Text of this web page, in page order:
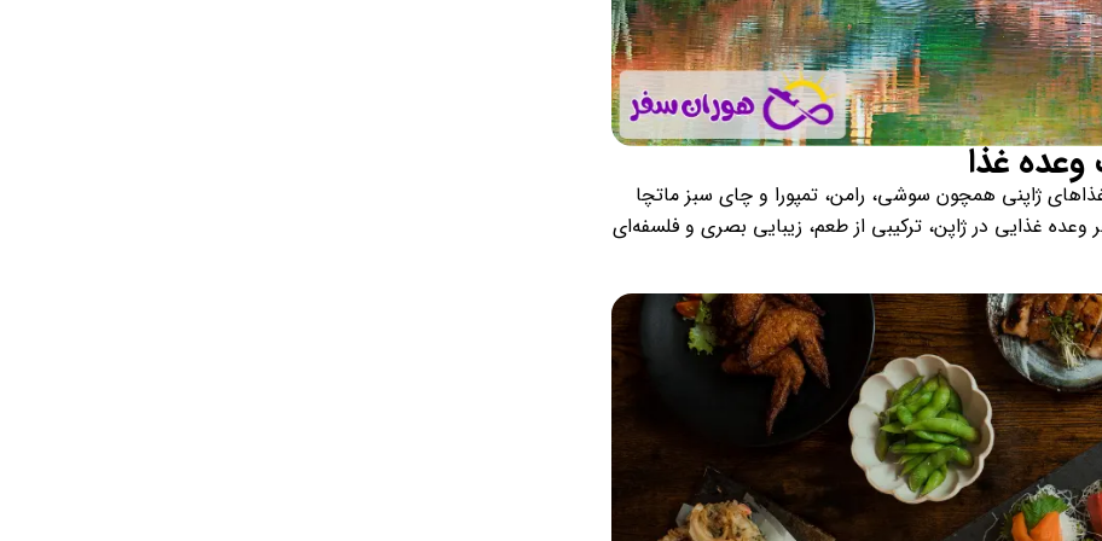
وعده غذا
ژاپنی همچون سوشی، رامن، تمپورا و چای سبز ماتچا
غذایی در ژاپن، ترکیبی از طعم، زیبایی بصری و فلسفه‌ای